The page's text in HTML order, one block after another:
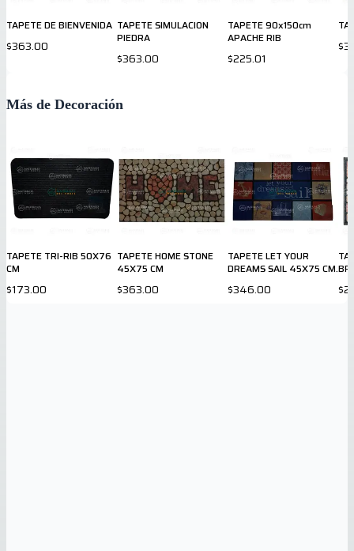
TAPETE DE BIENVENIDA
$363.00
TAPETE SIMULACION
PIEDRA
$363.00
TAPETE 90x150cm
APACHE RIB
$225.01
Más de Decoración
TAPETE TRI-RIB 50X76
CM
$173.00
TAPETE HOME STONE
45X75 CM
$363.00
TAPETE LET YOUR
DREAMS SAIL 45X75 CM.
$346.00